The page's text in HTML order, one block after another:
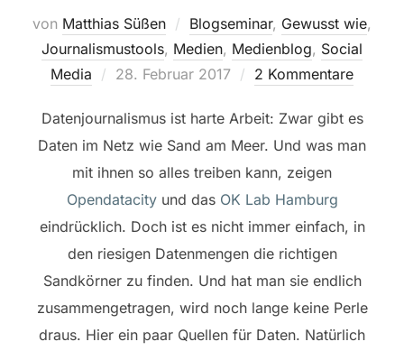
von Matthias Süßen Blogseminar, Gewusst wie,
Journalismustools, Medien, Medienblog, Social
Media
Veröffentlicht
28. Februar 2017 2 Kommentare
Datenjournalismus ist harte Arbeit: Zwar gibt es
Daten im Netz wie Sand am Meer. Und was man
mit ihnen so alles treiben kann, zeigen
Opendatacityund das OK Lab Hamburg
eindrücklich. Doch ist es nicht immer einfach, in
den riesigen Datenmengen die richtigen
Sandkörner zu finden. Und hat man sie endlich
zusammengetragen, wird noch lange keine Perle
draus. Hier ein paar Quellen für Daten. Natürlich